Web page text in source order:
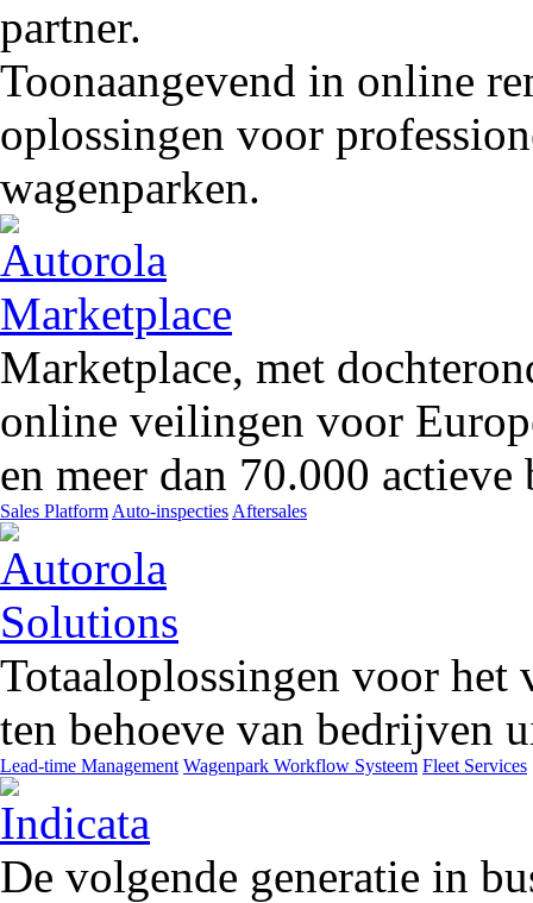
partner.
Toonaangevend in online
oplossingen voor
wagenparken.
Marketplace, met
online veilingen voor
en meer dan 70.000 actieve
Sales Platform Auto-inspecties Aftersales
Totaaloplossingen voor het
ten behoeve van bedrijven
Lead-time Management Wagenpark Workflow Systeem Fleet Services
De volgende generatie in